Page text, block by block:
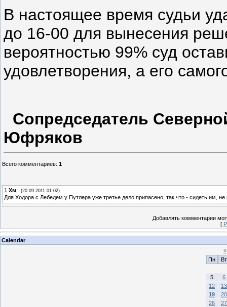
В настоящее время судьи
до 16-00 для вынесения
вероятностью 99% суд
удовлетворения, а его
Сопредседатель
Юфряков
Всего комментариев: 1
1 Хм (20.09.2011 01:02)
Для Ходора с Лебедем у Путлера уже третье дело припасено, так что - сидеть им, не
Добавлять комментарии
[
Calendar
«
Пн
Вт
5
6
12
13
19
20
26
27